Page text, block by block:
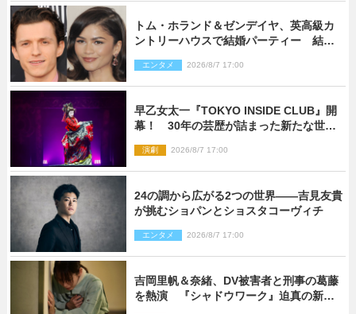
トム・ホランド＆ゼンデイヤ、英高級カ
ントリーハウスで結婚パーティー 結婚
エンタメ 2026/8/7 17:00
早乙女太一『TOKYO INSIDE CLUB』開
幕！ 30年の芸歴が詰まった新たな世界
演劇 2026/8/7 17:00
24の調から広がる2つの世界――吉見友貴
が挑むショパンとショスタコーヴィチ
エンタメ 2026/8/7 17:00
吉岡里帆＆奈緒、DV被害者と刑事の葛藤
を熱演 『シャドウワーク』迫真の新場